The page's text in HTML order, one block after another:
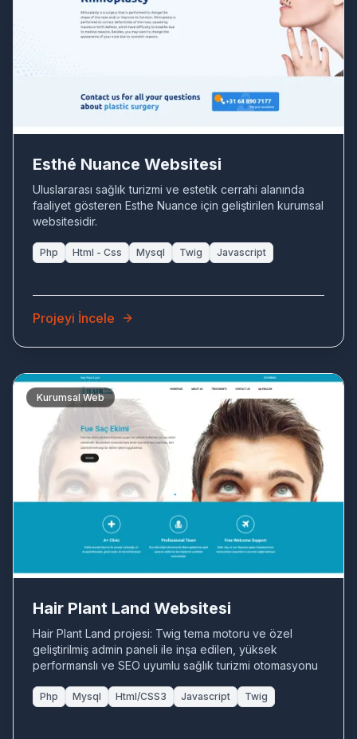
ES
Esthé Nuance Websitesi
Uluslararası sağlık turizmi ve estetik cerrahi alanında
faaliyet gösteren Esthe Nuance için geliştirilen kurumsal
websitesidir.
Php Html - Css Mysql Twig Javascript
Projeyi İncele
HA
Kurumsal Web
Hair Plant Land Websitesi
Hair Plant Land projesi: Twig tema motoru ve özel
geliştirilmiş admin paneli ile inşa edilen, yüksek
performanslı ve SEO uyumlu sağlık turizmi otomasyonu
Php Mysql Html/CSS3 Javascript Twig